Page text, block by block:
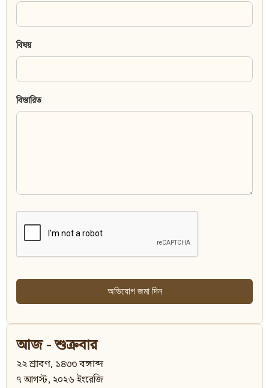
বিষয়
বিস্তারিত
অভিযোগ জমা দিন
আজ - শুক্রবার
২২ শ্রাবণ, ১৪৩৩ বঙ্গাব্দ
৭ আগস্ট, ২০২৬ ইংরেজি